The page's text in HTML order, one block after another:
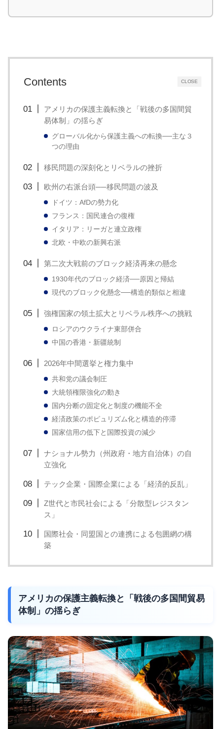
CLOSE
Contents
アメリカの保護主義転換と「戦後の多国間貿
易体制」の揺らぎ
グローバル化から保護主義への転換──主な３
つの理由
移民問題の深刻化とリベラルの挫折
欧州の右派台頭──移民問題の波及
ドイツ：AfDの勢力化
フランス：国民連合の復権
イタリア：リーガと連立政権
北欧・中欧の新興右派
第二次大戦前のブロック経済再来の懸念
1930年代のブロック経済──原因と帰結
現代のブロック化懸念──構造的類似と相違
強権国家の領土拡大とリベラル秩序への挑戦
ロシアのウクライナ東部併合
中国の香港・新疆統制
2026年中間選挙と権力集中
共和党の議会制圧
大統領権限強化の動き
国内分断の固定化と制度の機能不全
経済政策のポピュリズム化と構造的停滞
国家信用の低下と国際投資の減少
ナショナル勢力（州政府・地方自治体）の自
立強化
テック企業・国際企業による「経済的反乱」
Z世代と市民社会による「分散型レジスタン
ス」
国際社会・同盟国との連携による包囲網の構
築
アメリカの保護主義転換と「戦後の多国間貿易
体制」の揺らぎ